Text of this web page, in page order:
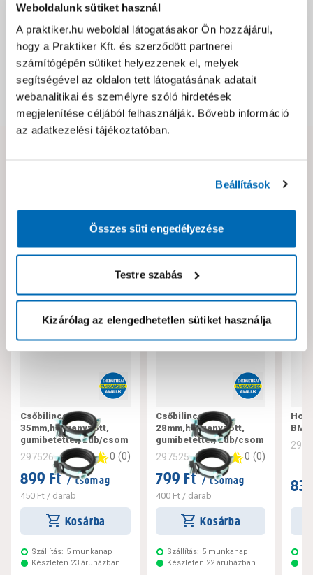
Weboldalunk sütiket használ
A praktiker.hu weboldal látogatásakor Ön hozzájárul,
hogy a Praktiker Kft. és szerződött partnerei
számítógépén sütiket helyezzenek el, melyek
segítségével az oldalon tett látogatásának adatait
webanalitikai és személyre szóló hirdetések
megjelenítése céljából felhasználják. Bővebb információ
az adatkezelési tájékoztatóban.
Beállítások
Összes süti engedélyezése
Testre szabás
Kizárólag az elengedhetetlen sütiket használja
Jótállás, szavatosság
Csomagolási és súly információk
Dokumentumok, felelős személy
Neked ajánljuk!
Csőbilincs 32-
35mm,horganyzott,
gumibetéttel, 2db/csom
297526 0 (0)
899 Ft / csomag
450 Ft / darab
Kosárba
Szállítás: 5 munkanap
Készleten 23 áruházban
Csőbilincs 26-
28mm,horganyzott,
gumibetéttel, 2db/csom
297525 0 (0)
799 Ft / csomag
400 Ft/ darab
Kosárba
Szállítás: 5 munkanap
Készleten 22 áruházban
BM